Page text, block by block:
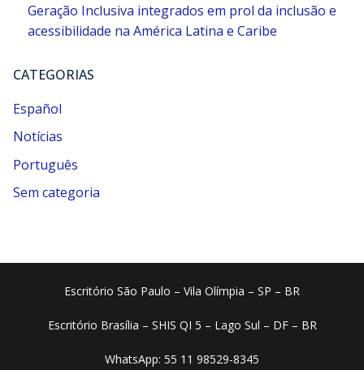
Geração Inclusiva integrados em prol da inclusão e
acessibilidade na América Latina e Caribe
CATEGORIAS
Español
Notícias
Português
Sem categoria
Escritório São Paulo – Vila Olímpia – SP – BR
Escritório Brasília – SHIS QI 5 – Lago Sul – DF – BR
WhatsApp: 55 11 98529-8345